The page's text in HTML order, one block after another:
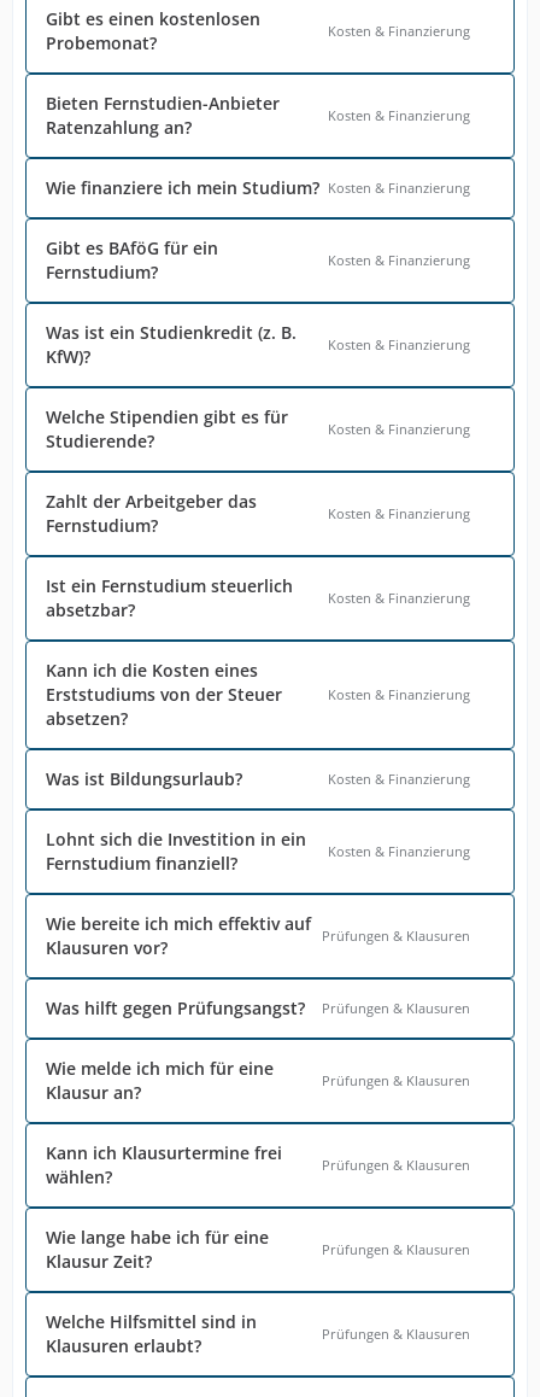
Gibt es einen kostenlosen
Probemonat?
Kosten & Finanzierung
Bieten Fernstudien-Anbieter
Ratenzahlung an?
Kosten & Finanzierung
Wie finanziere ich mein Studium? Kosten & Finanzierung
Gibt es BAföG für ein
Fernstudium?
Kosten & Finanzierung
Was ist ein Studienkredit (z. B.
KfW)?
Kosten & Finanzierung
Welche Stipendien gibt es für
Studierende?
Kosten & Finanzierung
Zahlt der Arbeitgeber das
Fernstudium?
Kosten & Finanzierung
Ist ein Fernstudium steuerlich
absetzbar?
Kosten & Finanzierung
Kann ich die Kosten eines
Erststudiums von der Steuer
absetzen?
Kosten & Finanzierung
Was ist Bildungsurlaub? Kosten & Finanzierung
Lohnt sich die Investition in ein
Fernstudium finanziell?
Kosten & Finanzierung
Wie bereite ich mich effektiv auf
Klausuren vor?
Prüfungen & Klausuren
Was hilft gegen Prüfungsangst? Prüfungen & Klausuren
Wie melde ich mich für eine
Klausur an?
Prüfungen & Klausuren
Kann ich Klausurtermine frei
wählen?
Prüfungen & Klausuren
Wie lange habe ich für eine
Klausur Zeit?
Prüfungen & Klausuren
Welche Hilfsmittel sind in
Klausuren erlaubt?
Prüfungen & Klausuren